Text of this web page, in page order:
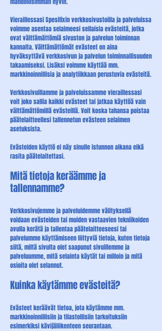
Vieraillessasi Spesifixin verkkosivustoilla ja palveluissa
voimme asentaa selaimeesi sellaisia evästeitä, jotka
ovat välttämättömiä sivuston ja palvelun toiminnan
kannalta. Välttämättömät evästeet on aina
hyväksyttävä verkkosivun ja palvelun toiminnallisuuden
takaamiseksi. Lisäksi voimme käyttää mm.
markkinoinnillisia ja analytiikkaan perustuvia evästeitä.
Verkkosivuillamme ja palveluissamme vieraillessasi
voit joko sallia kaikki evästeet tai jatkaa käyttöä vain
välttämättömillä evästeillä. Voit koska tahansa poistaa
päätelaitteellesi tallennetun evästeen selaimen
asetuksista.
Evästeiden käyttö ei näy sinulle istunnon aikana eikä
rasita päätelaitettasi.
Mitä tietoja keräämme ja
tallennamme?​
Verkkosivujemme ja palveluidemme välityksellä
voidaan evästeiden tai muiden vastaavien tekniikoiden
avulla kerätä ja tallentaa päätelaitteeseesi tai
palvelumme käyttämiseen liittyviä tietoja, kuten tietoja
siitä, miltä sivulta olet saapunut sivuillemme ja
palveluumme, mitä selainta käytät tai milloin ja mitä
osioita olet selannut.
Kuinka käytämme evästeitä?​
Evästeet keräävät tietoa, jota käytämme mm.
markkinoinnillisiin ja tilastollisiin tarkoituksiin
esimerkiksi kävijäliikenteen seurantaan.